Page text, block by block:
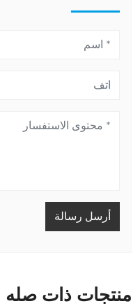
أرسل رسالة
منتجات ذات صله